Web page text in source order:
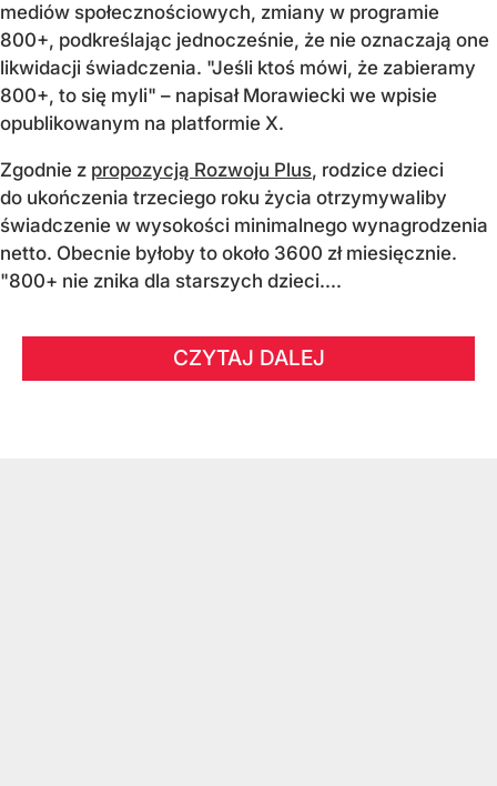
mediów społecznościowych, zmiany w programie
800+, podkreślając jednocześnie, że nie oznaczają one
likwidacji świadczenia. "Jeśli ktoś mówi, że zabieramy
800+, to się myli" – napisał Morawiecki we wpisie
opublikowanym na platformie X.
Zgodnie z propozycją Rozwoju Plus, rodzice dzieci
do ukończenia trzeciego roku życia otrzymywaliby
świadczenie w wysokości minimalnego wynagrodzenia
netto. Obecnie byłoby to około 3600 zł miesięcznie.
"800+ nie znika dla starszych dzieci....
CZYTAJ DALEJ